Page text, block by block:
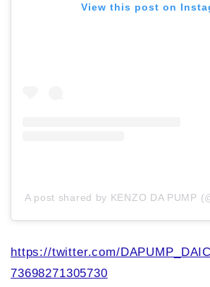
View this post on
A post shared by KENZO DA PUMP
https://twitter.com/
73698271305730